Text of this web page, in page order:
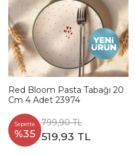
Red Bloom Pasta Tabağı 20
Cm 4 Adet 23974
Sepette
%35
799,90 TL
519,93 TL